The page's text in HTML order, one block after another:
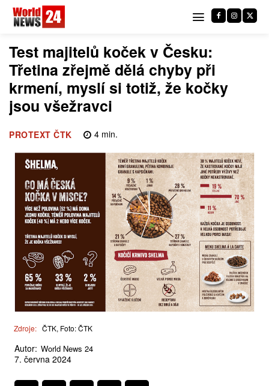
Test majitelů koček v Česku:
Třetina zřejmě dělá chyby při
krmení, myslí si totiž, že kočky
jsou všežravci
PROTEXT ČTK 4min.
Zdroje: ČTK, Foto: ČTK
Autor: World News 24
7. června 2024